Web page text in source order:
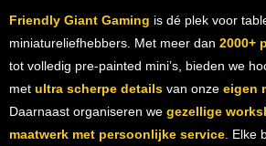
Friendly Giant Gaming is dé plek voor
miniatureliefhebbers. Met meer dan 2000+
tot volledig pre-painted mini’s, bieden we
met ultra scherpe detailsvan onze eigen
Daarnaast organiseren we gezellige
maatwerk met persoonlijke service. Elke